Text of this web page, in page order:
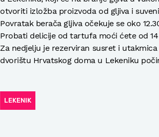
otvoriti izložba proizvoda od gljiva i
Povratak berača gljiva očekuje se oko
Probati delicije od tartufa moći ćete od
Za nedjelju je rezerviran susret i
dvorištu Hrvatskog doma u Lekeniku
LEKENIK